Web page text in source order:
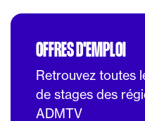
OFFRES D'EMPLOI
Retrouvez toutes
de stages des
ADMTV